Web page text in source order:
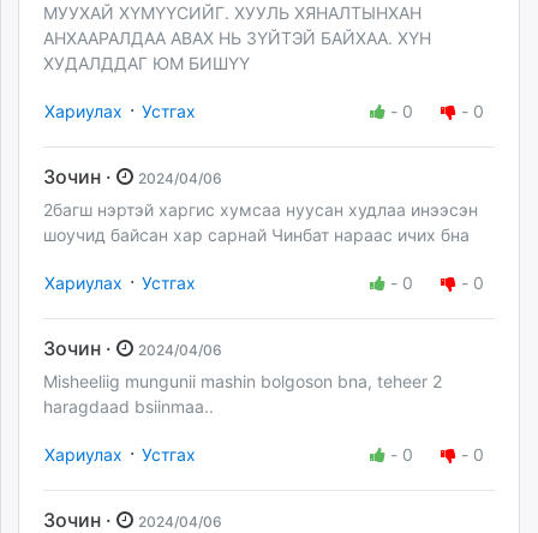
МУУХАЙ ХҮМҮҮСИЙГ. ХУУЛЬ ХЯНАЛТЫНХАН
АНХААРАЛДАА АВАХ НЬ ЗҮЙТЭЙ БАЙХАА. ХҮН
ХУДАЛДДАГ ЮМ БИШҮҮ
Хариулах · Устгах - 0 - 0
Зочин · 2024/04/06
2багш нэртэй харгис хумсаа нуусан худлаа инээсэн
шоучид байсан хар сарнай Чинбат нараас ичих бна
Хариулах · Устгах - 0 - 0
Зочин · 2024/04/06
Misheeliig mungunii mashin bolgoson bna, teheer 2
haragdaad bsiinmaa..
Хариулах · Устгах - 0 - 0
Зочин · 2024/04/06